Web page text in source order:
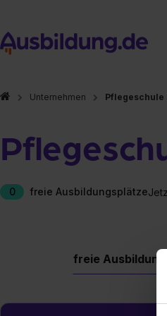
Unternehmen Pflegeschule
0 freie Ausbildungsplätze
freie